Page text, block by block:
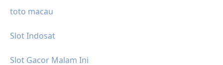
toto macau
Slot Indosat
Slot Gacor Malam Ini